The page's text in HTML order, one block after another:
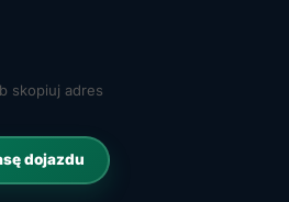
skopiuj adres
dojazdu